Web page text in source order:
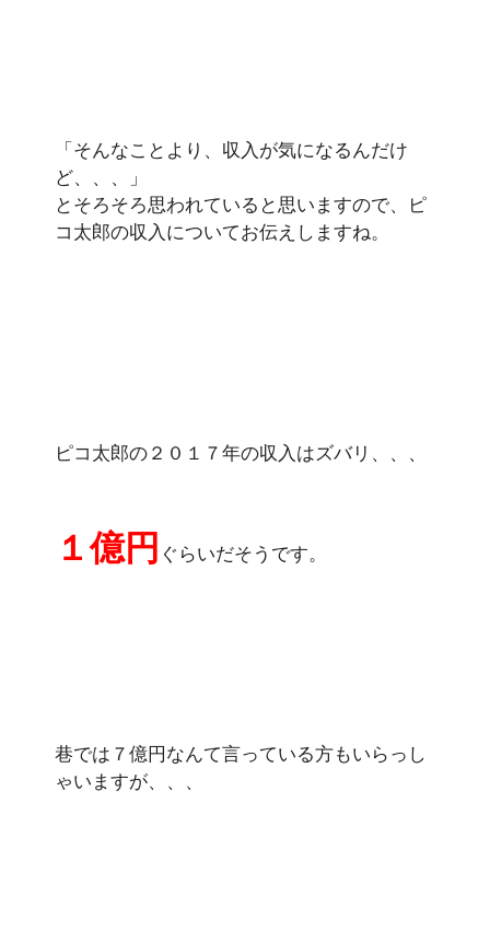
「そんなことより、収入が気になるんだけ
ど、、、」
とそろそろ思われていると思いますので、ピ
コ太郎の収入についてお伝えしますね。
ピコ太郎の２０１７年の収入はズバリ、、、
１億円 ぐらいだそうです。
巷では７億円なんて言っている方もいらっし
ゃいますが、、、